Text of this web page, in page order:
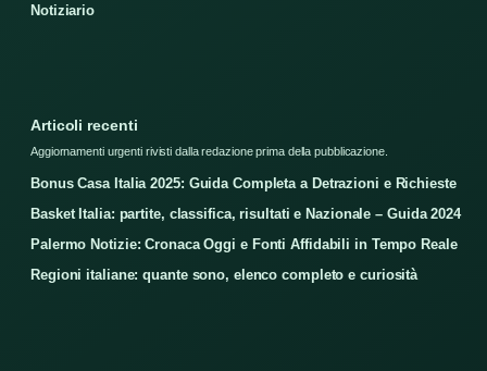
Notiziario
Articoli recenti
Aggiornamenti urgenti rivisti dalla redazione prima della pubblicazione.
Bonus Casa Italia 2025: Guida Completa a Detrazioni e Richieste
Basket Italia: partite, classifica, risultati e Nazionale – Guida 2024
Palermo Notizie: Cronaca Oggi e Fonti Affidabili in Tempo Reale
Regioni italiane: quante sono, elenco completo e curiosità